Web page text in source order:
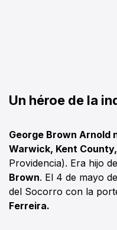
Un héroe de la
George Brown Arnold
Warwick, Kent
Providencia). Era hijo de
Brown. El 4 de mayo
del Socorro con la
Ferreira.